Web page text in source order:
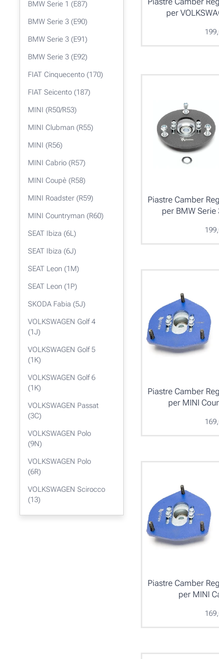
BMW Serie 1 (E87)
BMW Serie 3 (E90)
BMW Serie 3 (E91)
BMW Serie 3 (E92)
FIAT Cinquecento (170)
FIAT Seicento (187)
MINI (R50/R53)
MINI Clubman (R55)
MINI (R56)
MINI Cabrio (R57)
MINI Coupè (R58)
MINI Roadster (R59)
MINI Countryman (R60)
SEAT Ibiza (6L)
SEAT Ibiza (6J)
SEAT Leon (1M)
SEAT Leon (1P)
SKODA Fabia (5J)
VOLKSWAGEN Golf 4
(1J)
VOLKSWAGEN Golf 5
(1K)
VOLKSWAGEN Golf 6
(1K)
VOLKSWAGEN Passat
(3C)
VOLKSWAGEN Polo
(9N)
VOLKSWAGEN Polo
(6R)
VOLKSWAGEN Scirocco
(13)
per
Piastre Camber
per BMW
Piastre Camber
per MINI
Piastre Camber
per MINI